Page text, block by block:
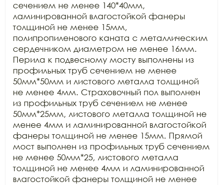
сечением не менее 140*40мм,
ламинированной влагостойкой фанеры
толщиной не менее 15мм,
полипропиленового каната с металлическим
сердечником диаметром не менее 16мм.
Перила к подвесному мосту выполнены из
профильных труб сечением не менее
50мм*50мм и листового металла толщиной
не менее 4мм. Страховочный пол выполнен
из профильных труб сечением не менее
50мм*25мм, листового металла толщиной не
менее 4мм и ламинированной влагостойкой
фанеры толщиной не менее 15мм. Прямой
мост выполнен из профильных труб сечением
не менее 50мм*25, листового металла
толщиной не менее 4мм и ламинированной
влагостойкой фанеры толщиной не менее